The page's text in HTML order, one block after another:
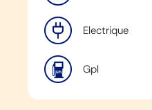
Electrique
Gpl